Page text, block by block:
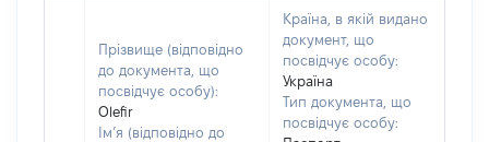
Прізвище (відповідно
до документа, що
посвідчує особу):
Olefir
Ім’я (відповідно до
Країна, в якій видано
документ, що
посвідчує особу:
Україна
Тип документа, що
посвідчує особу: